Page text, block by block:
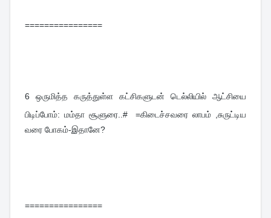
================
6 ஒருமித்த கருத்துள்ள கட்சிகளுடன் டெல்லியில் ஆட்சியை
பிடிப்போம்: மம்தா சூளுரை..#  =கிடைச்சவரை லாபம் ,சுருட்டிய
வரை போகம்-இதானே?
================